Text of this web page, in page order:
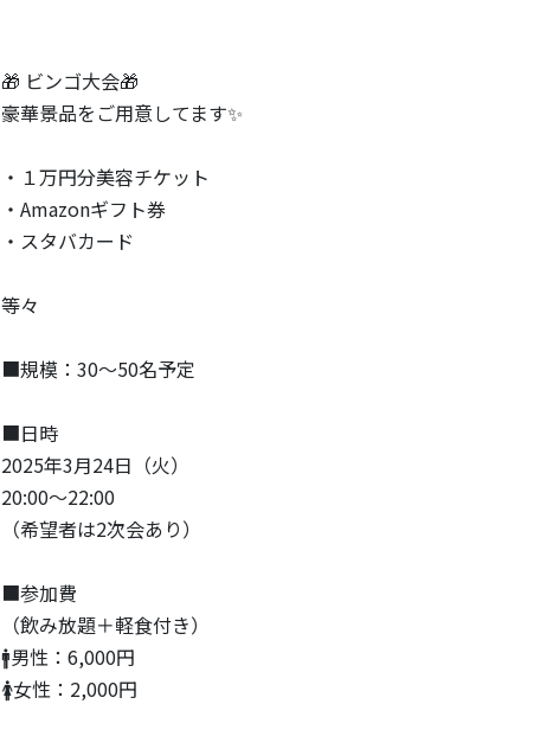
🎁 ビンゴ大会🎁
豪華景品をご用意してます✨
・１万円分美容チケット
・Amazonギフト券
・スタバカード
等々
■規模：30〜50名予定
■日時
2025年3月24日（火）
20:00〜22:00
（希望者は2次会あり）
■参加費
（飲み放題＋軽食付き）
🚹男性：6,000円
🚺女性：2,000円